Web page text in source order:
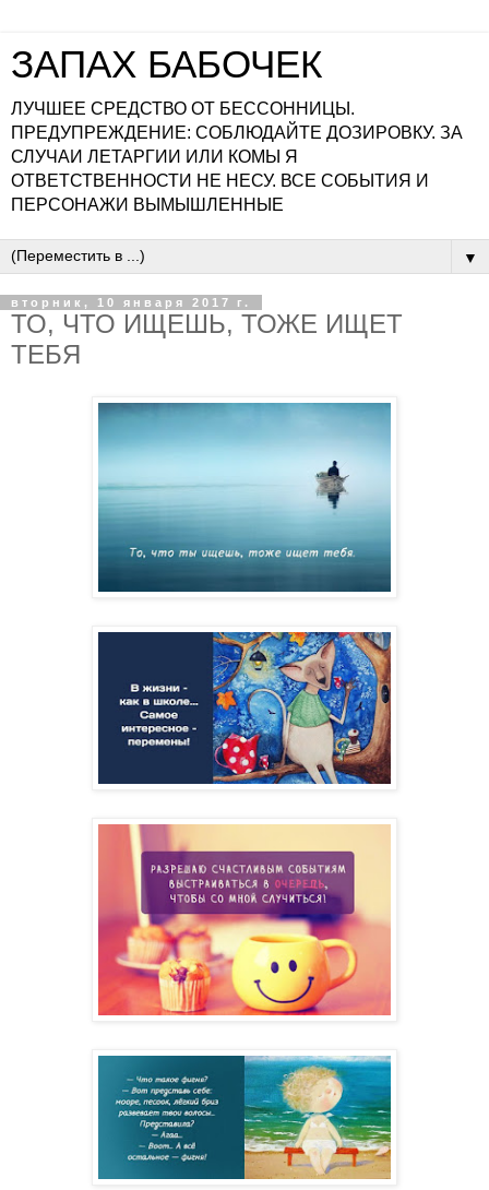
ЗАПАХ БАБОЧЕК
ЛУЧШЕЕ СРЕДСТВО ОТ БЕССОННИЦЫ.
ПРЕДУПРЕЖДЕНИЕ: СОБЛЮДАЙТЕ ДОЗИРОВКУ. ЗА
СЛУЧАИ ЛЕТАРГИИ ИЛИ КОМЫ Я
ОТВЕТСТВЕННОСТИ НЕ НЕСУ. ВСЕ СОБЫТИЯ И
ПЕРСОНАЖИ ВЫМЫШЛЕННЫЕ
▼
вторник, 10 января 2017 г.
ТО, ЧТО ИЩЕШЬ, ТОЖЕ ИЩЕТ
ТЕБЯ